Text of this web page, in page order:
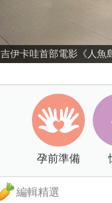
吉伊卡哇首部電影《人魚
孕前準備
編輯精選